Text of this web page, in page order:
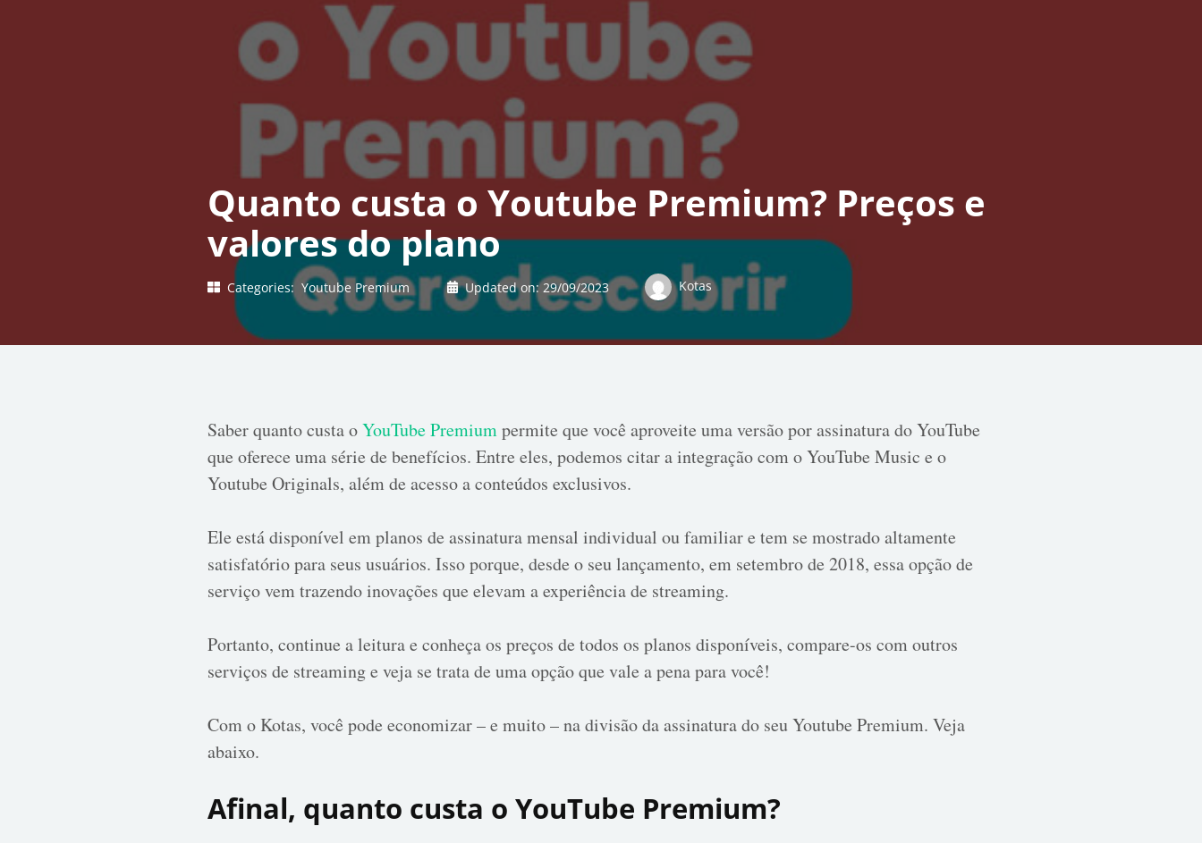
Quanto custa o Youtube Premium? Preços e
valores do plano
Categories: Youtube Premium Updated on:29/09/2023 Kotas
Saber quanto custa oYouTube Premiumpermite que você aproveite uma versão por assinatura do YouTube
que oferece uma série de benefícios. Entre eles, podemos citar a integração com o YouTube Music e o
Youtube Originals, além de acesso a conteúdos exclusivos.
Ele está disponível em planos de assinatura mensal individual ou familiar e tem se mostrado altamente
satisfatório para seus usuários. Isso porque, desde o seu lançamento, em setembro de 2018, essa opção de
serviço vem trazendo inovações que elevam a experiência de streaming.
Portanto, continue a leitura e conheça os preços de todos os planos disponíveis, compare-os com outros
serviços de streaming e veja se trata de uma opção que vale a pena para você!
Com o Kotas, você pode economizar – e muito – na divisão da assinatura do seu Youtube Premium. Veja
abaixo.
Afinal, quanto custa o YouTube Premium?